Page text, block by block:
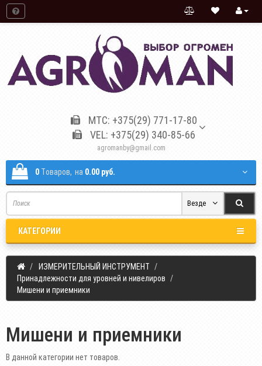
МТС: +375(29) 771-17-80
VEL: +375(29) 340-85-66
agromanby@gmail.com
0 Tоваров, на 0.00 руб.
Везде
КАТЕГОРИИ
ИЗМЕРИТЕЛЬНЫЙ ИНСТРУМЕНТ
Принадлежности для уровней и нивелиров
Мишени и приемники
Мишени и приемники
В данной категории нет товаров.